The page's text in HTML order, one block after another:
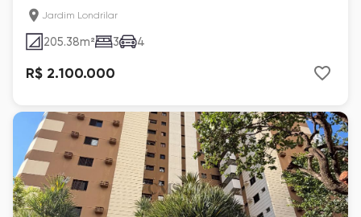
Jardim Londrilar
205.38m² 3 4
R$ 2.100.000